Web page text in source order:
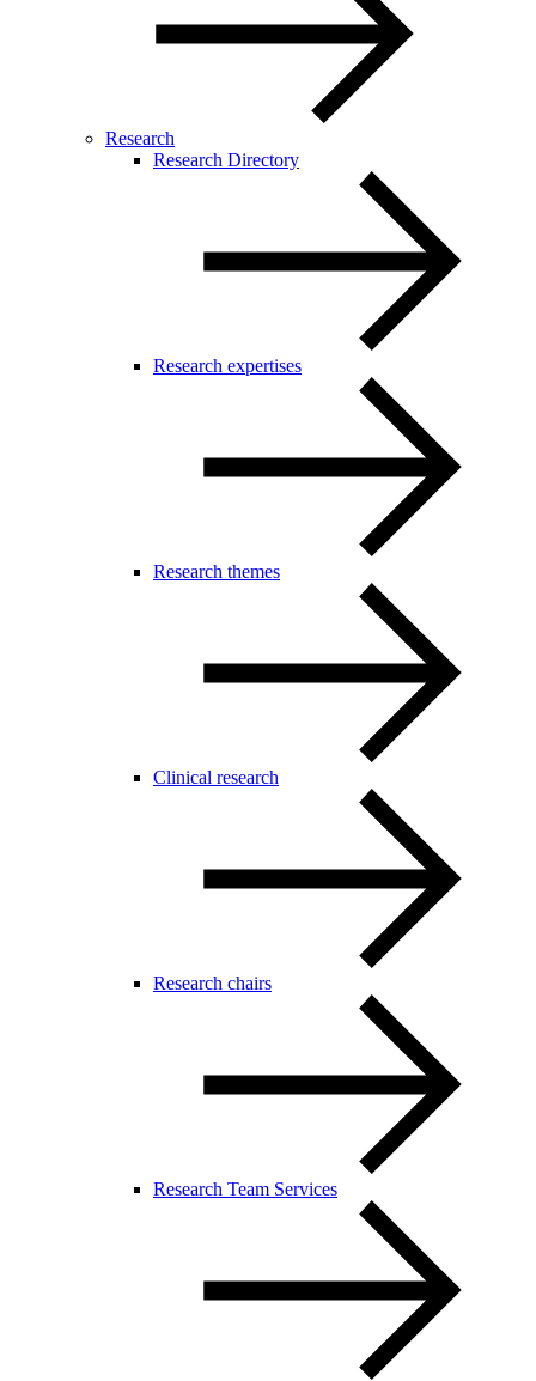
Research
Research Directory
Research expertises
Research themes
Clinical research
Research chairs
Research Team Services